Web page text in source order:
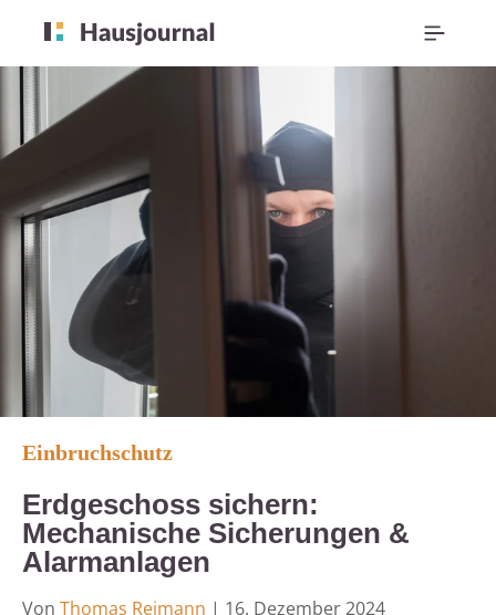
Einbruchschutz
Erdgeschoss sichern:
Mechanische Sicherungen &
Alarmanlagen
Von Thomas Reimann | 16. Dezember 2024